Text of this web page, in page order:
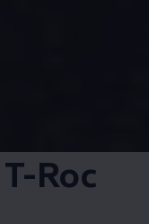
T-Roc